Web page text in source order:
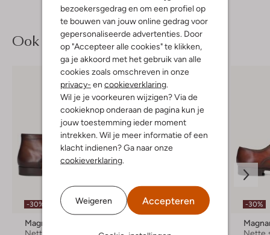
bezoekersgedrag en om een profiel op
te bouwen van jouw online gedrag voor
gepersonaliseerde advertenties. Door
op "Accepteer alle cookies" te klikken,
ga je akkoord met het gebruik van alle
cookies zoals omschreven in onze
privacy- en cookieverklaring.
Wil je je voorkeuren wijzigen? Via de
cookieknop onderaan de pagina kun je
jouw toestemming ieder moment
intrekken. Wil je meer informatie of een
klacht indienen? Ga naar onze
cookieverklaring.
Weigeren Accepteren
Ook iets voor jou?
-30%
Magnanni
-30%
-30%